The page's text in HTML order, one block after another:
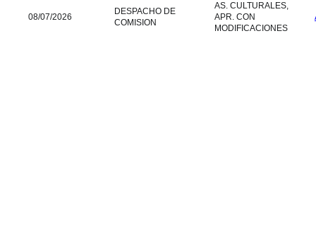
08/07/2026
DESPACHO DE
COMISION
AS. CULTURALES,
APR. CON
MODIFICACIONES